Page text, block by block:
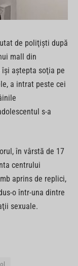
de poliţişti după
mall din
aştepta soţia pe
a intrat peste cei
s-a
în vârstă de 17
centrului
aprins de replici,
o într-una dintre
sexuale.